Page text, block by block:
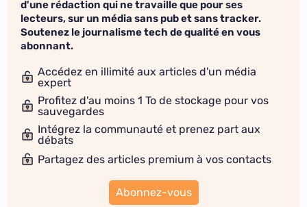
d'une rédaction qui ne travaille que pour ses
lecteurs, sur un média sans pub et sans tracker.
Soutenez le journalisme tech de qualité en vous
abonnant.
Accédez en illimité aux articles d'un média
expert
Profitez d'au moins 1 To de stockage pour vos
sauvegardes
Intégrez la communauté et prenez part aux
débats
Partagez des articles premium à vos contacts
Abonnez-vous